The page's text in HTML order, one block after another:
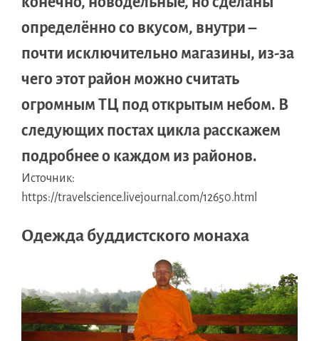
определённо со вкусом, внутри –
почти исключительно магазины, из-за
чего этот район можно считать
огромным ТЦ под открытым небом. В
следующих постах цикла расскажем
подробнее о каждом из районов.
Источник:
https://travelscience.livejournal.com/12650.html
Одежда буддистского монаха